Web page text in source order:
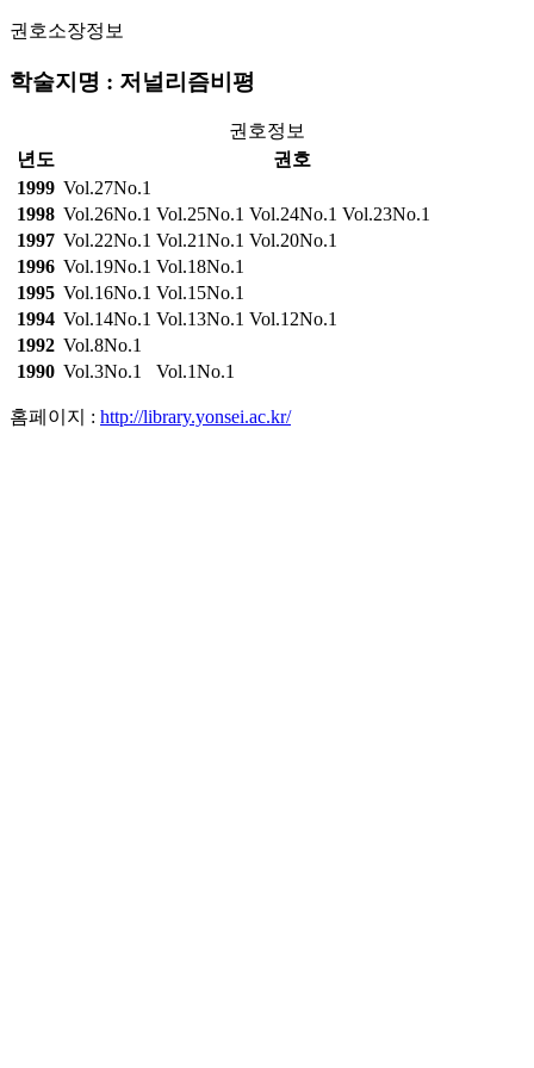
권호소장정보
학술지명 : 저널리즘비평
권호정보
년도
권호
1999 Vol.27No.1
1998 Vol.26No.1 Vol.25No.1 Vol.24No.1 Vol.23No.1
1997 Vol.22No.1 Vol.21No.1 Vol.20No.1
1996 Vol.19No.1 Vol.18No.1
1995 Vol.16No.1 Vol.15No.1
1994 Vol.14No.1 Vol.13No.1 Vol.12No.1
1992 Vol.8No.1
1990 Vol.3No.1 Vol.1No.1
홈페이지 : http://library.yonsei.ac.kr/